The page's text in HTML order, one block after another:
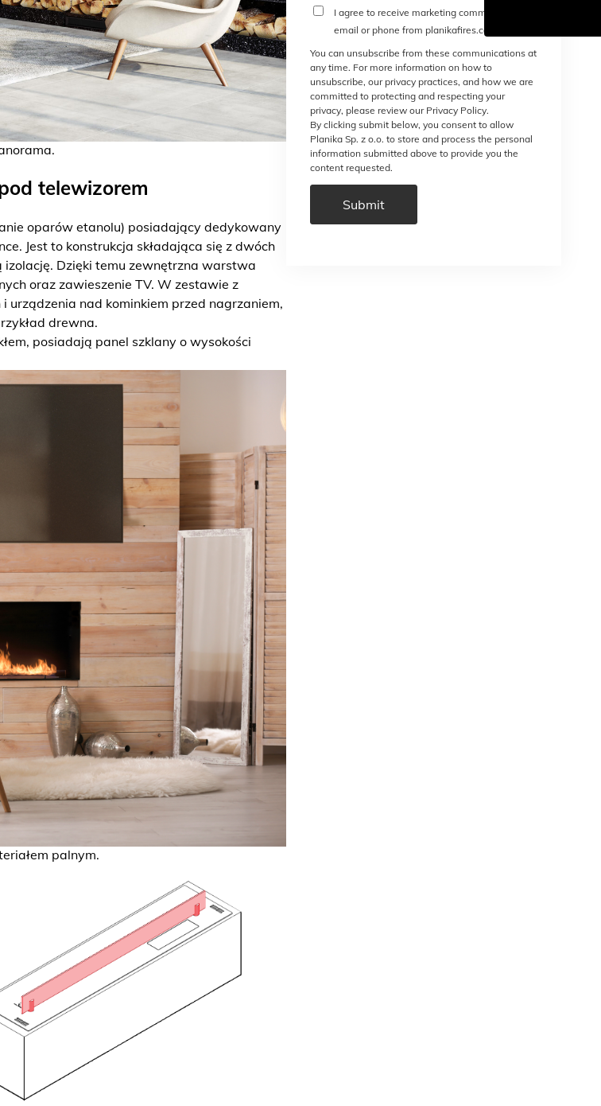
telewizorem
oparów etanolu) posiadający dedykowany
Jest to konstrukcja składająca się z dwóch
Dzięki temu zewnętrzna warstwa
oraz zawieszenie TV. W zestawie z
urządzenia nad kominkiem przed nagrzaniem,
drewna.
posiadają panel szklany o wysokości
palnym.
I agree to receive marketing communications
email or phone from planikafires.com.
You can unsubscribe from these communications at
any time. For more information on how to
unsubscribe, our privacy practices, and how we are
committed to protecting and respecting your
privacy, please review our Privacy Policy.
By clicking submit below, you consent to allow
Planika Sp. z o.o. to store and process the personal
information submitted above to provide you the
content requested.